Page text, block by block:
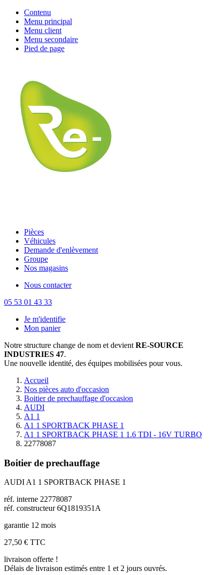
Contenu
Menu principal
Menu client
Menu secondaire
Pied de page
Pièces
Véhicules
Demande d'enlèvement
Groupe
Nos magasins
Nous contacter
05 53 01 43 33
Je m'identifie
Mon panier
Notre structure change de nom et devient RE-SOURCE
INDUSTRIES 47.
Une nouvelle identité, des équipes mobilisées pour vous.
Accueil
Nos pièces auto d'occasion
Boitier de prechauffage d'occasion
AUDI
A1 1
A1 1 SPORTBACK PHASE 1
A1 1 SPORTBACK PHASE 1 1.6 TDI - 16V TURBO
22778087
Boitier de prechauffage
AUDI A1 1 SPORTBACK PHASE 1
réf. interne 22778087
réf. constructeur 6Q1819351A
garantie 12 mois
27,50 € TTC
livraison offerte !
Délais de livraison estimés entre 1 et 2 jours ouvrés.